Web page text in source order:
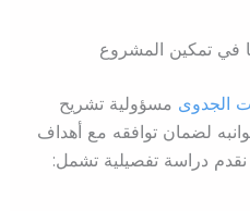
تمكين المشروع
الجدوىمسؤولية تشريح
لضمان توافقه مع أهداف